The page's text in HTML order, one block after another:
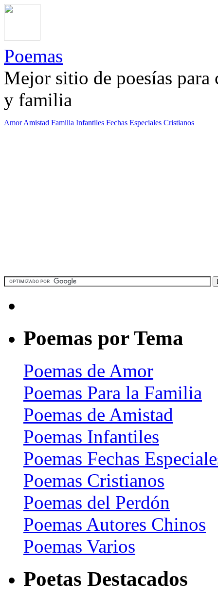
Poemas
Mejor sitio de poesías
y familia
Amor Amistad Familia Infantiles Fechas Especiales Cristianos
Poemas por Tema
Poemas de Amor
Poemas Para la Familia
Poemas de Amistad
Poemas Infantiles
Poemas Fechas
Poemas Cristianos
Poemas del Perdón
Poemas Autores Chinos
Poemas Varios
Poetas Destacados